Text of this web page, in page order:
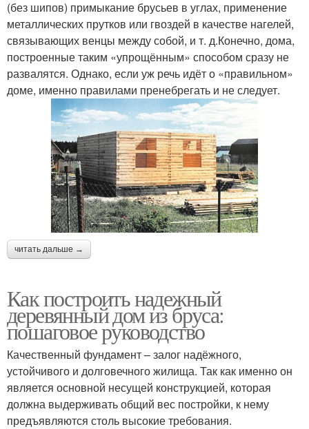
(без шипов) примыкание брусьев в углах, применение
металлических прутков или гвоздей в качестве нагелей,
связывающих венцы между собой, и т. д.Конечно, дома,
построенные таким «упрощённым» способом сразу не
развалятся. Однако, если уж речь идёт о «правильном»
доме, именно правилами пренебрегать и не следует.
читать дальше →
Как построить надежный
деревянный дом из бруса:
пошаговое руководство
Качественный фундамент – залог надёжного,
устойчивого и долговечного жилища. Так как именно он
является основной несущей конструкцией, которая
должна выдерживать общий вес постройки, к нему
предъявляются столь высокие требования.